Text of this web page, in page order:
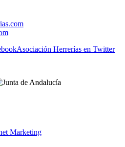
Asociación Herrerías en Twitter
Marketing